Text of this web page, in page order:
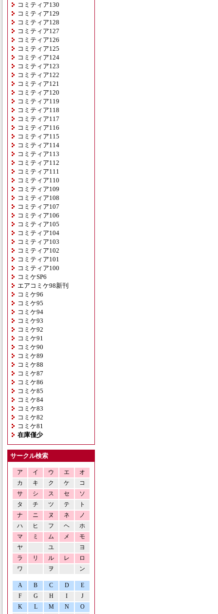
コミティア130
コミティア129
コミティア128
コミティア127
コミティア126
コミティア125
コミティア124
コミティア123
コミティア122
コミティア121
コミティア120
コミティア119
コミティア118
コミティア117
コミティア116
コミティア115
コミティア114
コミティア113
コミティア112
コミティア111
コミティア110
コミティア109
コミティア108
コミティア107
コミティア106
コミティア105
コミティア104
コミティア103
コミティア102
コミティア101
コミティア100
コミケSP6
エアコミケ98新刊
コミケ96
コミケ95
コミケ94
コミケ93
コミケ92
コミケ91
コミケ90
コミケ89
コミケ88
コミケ87
コミケ86
コミケ85
コミケ84
コミケ83
コミケ82
コミケ81
在庫僅少
サークル検索
ア イ ウ エ
オ
カ
キ ク ケ
コ
サ
シ ス セ
ソ
タ
チ ツ テ
ト
ナ
ニ ヌ ネ
ノ
ハ
ヒ フ ヘ
ホ
マ
ミ ム メ
モ
ヤ
ユ
ヨ
ラ
リ ル レ
ロ
ワ
ヲ ン
A B C D
E
F
G H I
J
K
L M N O